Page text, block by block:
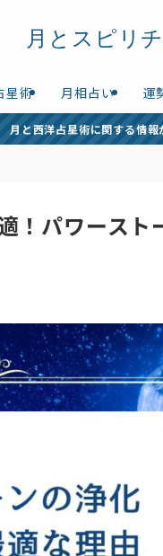
月とスピリ
星術 月相占い 運
月と西洋占星術に関する情報
！パワースト